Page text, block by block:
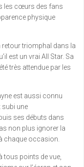
les cœurs des fans
physique
retour triomphal dans la
est un vrai All Star. Sa
très attendue par les
est aussi connu
une
ses débuts dans
non plus ignorer la
chaque occasion.
tous points de vue,